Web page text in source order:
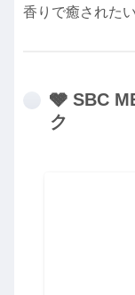
香りで癒された
🩶 SBC
ク